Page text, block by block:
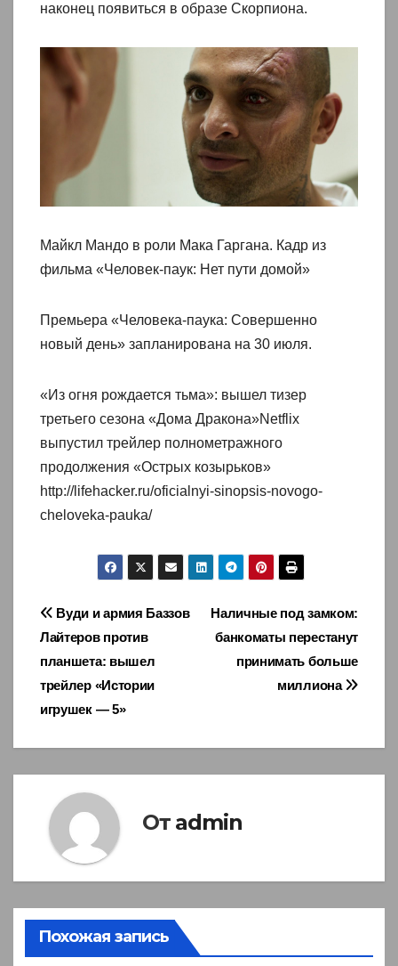
наконец появиться в образе Скорпиона.
Майкл Мандо в роли Мака Гаргана. Кадр из
фильма «Человек-паук: Нет пути домой»
Премьера «Человека-паука: Совершенно
новый день» запланирована на 30 июля.
«Из огня рождается тьма»: вышел тизер
третьего сезона «Дома Дракона»Netflix
выпустил трейлер полнометражного
продолжения «Острых козырьков»
http://lifehacker.ru/oficialnyi-sinopsis-novogo-
cheloveka-pauka/
Навигация
по
записям
Наличные под замком:
банкоматы перестанут
принимать больше
миллиона
Вуди и армия Баззов
Лайтеров против
планшета: вышел
трейлер «Истории
игрушек — 5»
От admin
Похожая запись